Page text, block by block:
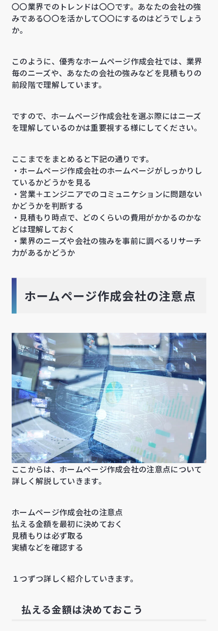
〇〇業界でのトレンドは〇〇です。あなたの会社の強
みである〇〇を活かして〇〇にするのはどうでしょう
か。
このように、優秀なホームページ作成会社では、業界
毎のニーズや、あなたの会社の強みなどを見積もりの
前段階で理解しています。
ですので、ホームページ作成会社を選ぶ際にはニーズ
を理解しているのかは重要視する様にしてください。
ここまでをまとめると下記の通りです。
・ホームページ作成会社のホームページがしっかりし
ているかどうかを見る
・営業＋エンジニアでのコミュニケションに問題ない
かどうかを判断する
・見積もり時点で、どのくらいの費用がかかるのかな
どは理解しておく
・業界のニーズや会社の強みを事前に調べるリサーチ
力があるかどうか
ホームページ作成会社の注意点
ここからは、ホームページ作成会社の注意点について
詳しく解説していきます。
ホームページ作成会社の注意点
払える金額を最初に決めておく
見積もりは必ず取る
実績などを確認する
１つずつ詳しく紹介していきます。
払える金額は決めておこう